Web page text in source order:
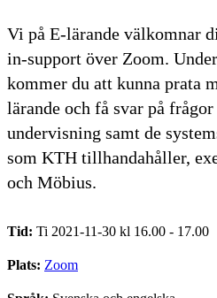
Vi på E-lärande välkomnar
in-support över Zoom.
kommer du att kunna prata
lärande och få svar på
undervisning samt de
som KTH tillhandahåller,
och Möbius.
Tid: Ti 2021-11-30 kl 16.00 - 17.00
Plats: Zoom